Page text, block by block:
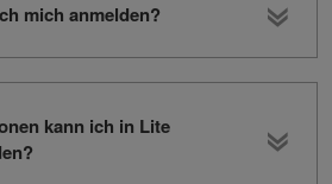
mich anmelden?
kann ich in Lite